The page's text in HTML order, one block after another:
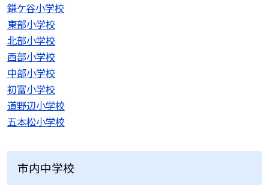
鎌ケ谷小学校
東部小学校
北部小学校
西部小学校
中部小学校
初富小学校
道野辺小学校
五本松小学校
市内中学校